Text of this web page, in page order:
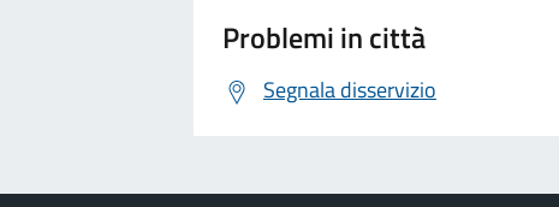
Problemi in città
Segnala disservizio